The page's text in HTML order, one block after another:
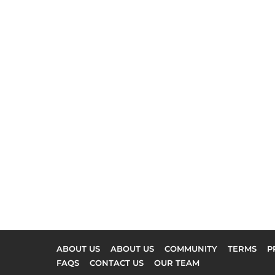
ABOUT US ABOUT US COMMUNITY TERMS
FAQS
CONTACT US OUR TEAM